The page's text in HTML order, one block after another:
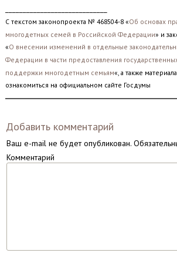
С текстом законопроекта № 468504-8 «Об основах
многодетных семей в Российской Федерации» и
«О внесении изменений в отдельные
Федерации в части предоставления
поддержки многодетным семьям«, а также
ознакомиться на официальном сайте Госдумы
Добавить комментарий
Ваш e-mail не будет опубликован.
Комментарий